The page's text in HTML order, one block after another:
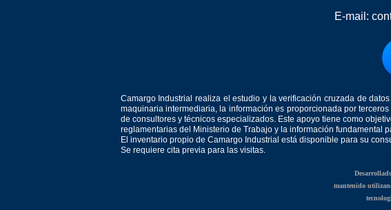
E-mail:
Camargo Industrial realiza el estudio y la verificación cruzada de
maquinaria intermediaria, la información es proporcionada por
de consultores y técnicos especializados. Este apoyo tiene como
reglamentarias del Ministerio de Trabajo y la información fundamental
El inventario propio de Camargo Industrial está disponible para su
Se requiere cita previa para las visitas.
mantenido